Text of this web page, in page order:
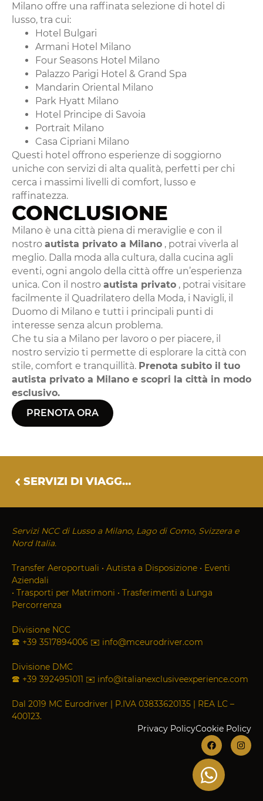
Milano offre una raffinata selezione di hotel di
lusso, tra cui:
Hotel Bulgari
Armani Hotel Milano
Four Seasons Hotel Milano
Palazzo Parigi Hotel & Grand Spa
Mandarin Oriental Milano
Park Hyatt Milano
Hotel Principe di Savoia
Portrait Milano
Casa Cipriani Milano
Questi hotel offrono esperienze di soggiorno
uniche con servizi di alta qualità, perfetti per chi
cerca i massimi livelli di comfort, lusso e
raffinatezza.
CONCLUSIONE
Milano è una città piena di meraviglie e con il
nostro autista privato a Milano , potrai viverla al
meglio. Dalla moda alla cultura, dalla cucina agli
eventi, ogni angolo della città offre un’esperienza
unica. Con il nostro autista privato , potrai visitare
facilmente il Quadrilatero della Moda, i Navigli, il
Duomo di Milano e tutti i principali punti di
interesse senza alcun problema.
Che tu sia a Milano per lavoro o per piacere, il
nostro servizio ti permette di esplorare la città con
stile, comfort e tranquillità. Prenota subito il tuo
autista privato a Milano e scopri la città in modo
esclusivo.
PRENOTA ORA
SERVIZI DI VIAGGIO DI LUSSO IN ITALIA
Servizi NCC di Lusso a Milano, Lago di Como, Svizzera e
Nord Italia.
Transfer Aeroportuali • Autista a Disposizione • Eventi
Aziendali
• Trasporti per Matrimoni • Trasferimenti a Lunga
Percorrenza
Divisione NCC
🕿 +39 3517894006 ✉ info@mceurodriver.com
Divisione DMC
🕿 +39 3924951011 ✉ info@italianexclusiveexperience.com
Dal 2019 MC Eurodriver | P.IVA 03833620135 | REA LC –
400123.
Privacy PolicyCookie Policy